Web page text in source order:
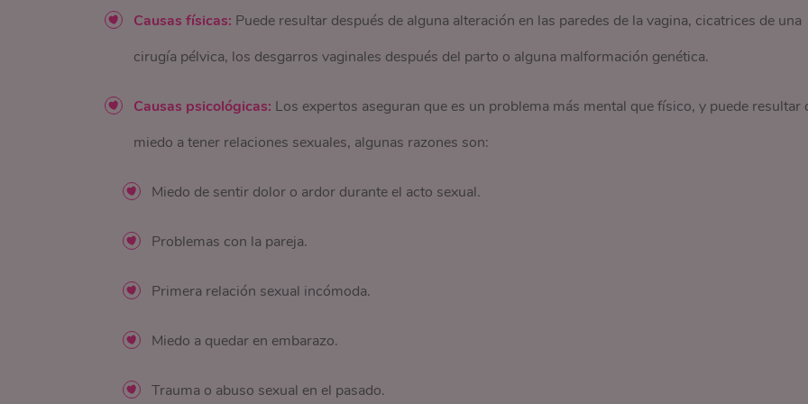
Causas físicas: Puede resultar después de alguna alteración en las paredes de la vagina, cicatrices de una
cirugía pélvica, los desgarros vaginales después del parto o alguna malformación genética.
Causas psicológicas: Los expertos aseguran que es un problema más mental que físico, y puede resultar
miedo a tener relaciones sexuales, algunas razones son:
Miedo de sentir dolor o ardor durante el acto sexual.
Problemas con la pareja.
Primera relación sexual incómoda.
Miedo a quedar en embarazo.
Trauma o abuso sexual en el pasado.